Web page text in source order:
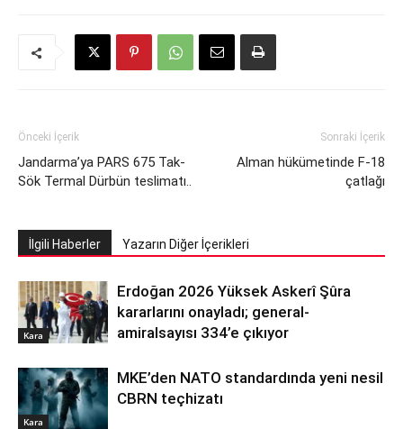
Önceki İçerik
Jandarma’ya PARS 675 Tak-
Sök Termal Dürbün teslimatı..
Sonraki İçerik
Alman hükümetinde F-18
çatlağı
İlgili Haberler Yazarın Diğer İçerikleri
Kara
Erdoğan 2026 Yüksek Askerî Şûra
kararlarını onayladı; general-
amiralsayısı 334’e çıkıyor
Kara
MKE’den NATO standardında yeni nesil
CBRN teçhizatı